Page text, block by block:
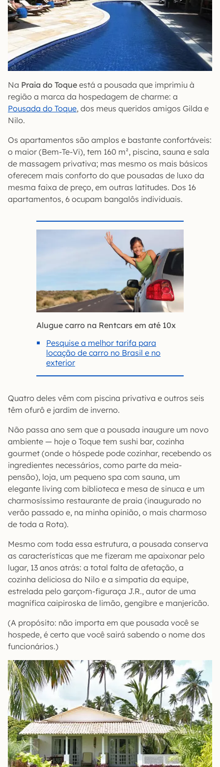
Na Praia do Toque está a pousada que imprimiu à
região a marca da hospedagem de charme: a
Pousada do Toque, dos meus queridos amigos Gilda e
Nilo.
Os apartamentos são amplos e bastante confortáveis:
o maior (Bem-Te-Vi), tem 160 m², piscina, sauna e sala
de massagem privativa; mas mesmo os mais básicos
oferecem mais conforto do que pousadas de luxo da
mesma faixa de preço, em outras latitudes. Dos 16
apartamentos, 6 ocupam bangalôs individuais.
Alugue carro na Rentcars em até 10x
Pesquise a melhor tarifa para
locação de carro no Brasil e no
exterior
Quatro deles vêm com piscina privativa e outros seis
têm ofurô e jardim de inverno.
Não passa ano sem que a pousada inaugure um novo
ambiente — hoje o Toque tem sushi bar, cozinha
gourmet (onde o hóspede pode cozinhar, recebendo os
ingredientes necessários, como parte da meia-
pensão), loja, um pequeno spa com sauna, um
elegante living com biblioteca e mesa de sinuca e um
charmosíssimo restaurante de praia (inaugurado no
verão passado e, na minha opinião, o mais charmoso
de toda a Rota).
Mesmo com toda essa estrutura, a pousada conserva
as características que me fizeram me apaixonar pelo
lugar, 13 anos atrás: a total falta de afetação, a
cozinha deliciosa do Nilo e a simpatia da equipe,
estrelada pelo garçom-figuraça J.R., autor de uma
magnífica caipiroska de limão, gengibre e manjericão.
(A propósito: não importa em que pousada você se
hospede, é certo que você sairá sabendo o nome dos
funcionários.)